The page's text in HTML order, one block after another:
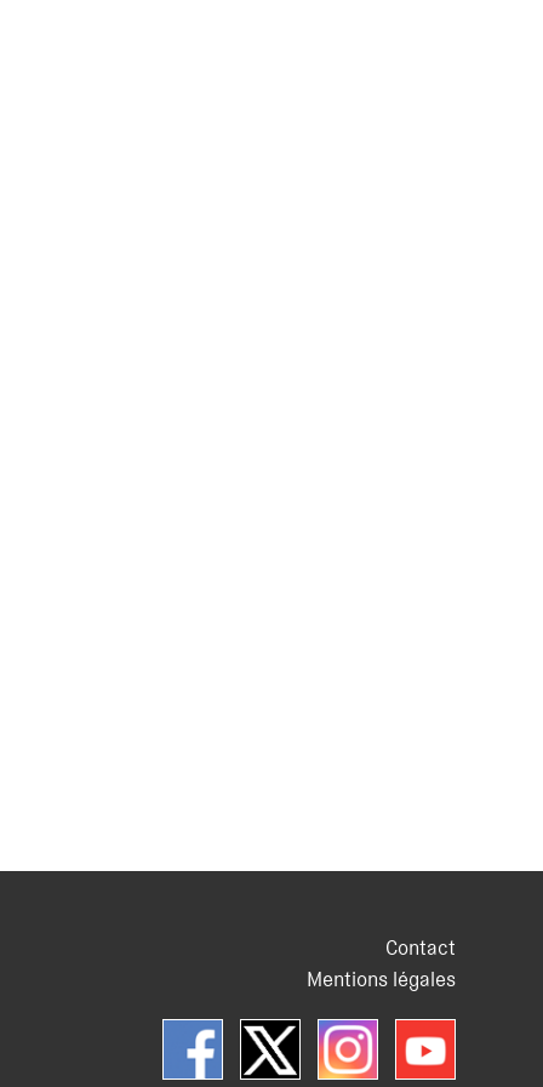
Contact
Mentions légales